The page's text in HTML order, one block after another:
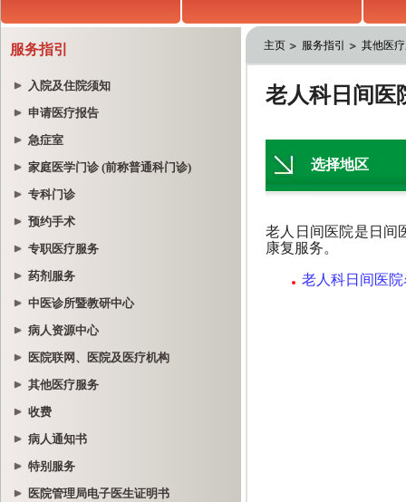
服务指引
入院及住院须知
申请医疗报告
急症室
家庭医学门诊 (前称普通科门诊)
专科门诊
预约手术
专职医疗服务
药剂服务
中医诊所暨教研中心
病人资源中心
医院联网、医院及医疗机构
其他医疗服务
收费
病人通知书
特别服务
医院管理局电子医生证明书
主页 服务指引 其他医